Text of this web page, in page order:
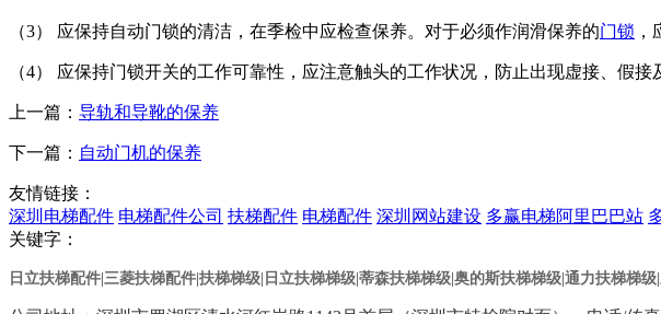
（3） 应保持自动门锁的清洁，在季检中应检查保养。对于必须作润滑保养的门锁
（4） 应保持门锁开关的工作可靠性，应注意触头的工作状况，防止出现虚接、假接
上一篇： 导轨和导靴的保养
下一篇： 自动门机的保养
友情链接：
深圳电梯配件 电梯配件公司 扶梯配件 电梯配件 深圳网站建设 多赢电梯阿里巴巴站
关键字：
日立扶梯配件|三菱扶梯配件|扶梯梯级|日立扶梯梯级 |蒂森扶梯梯级 |奥的斯扶梯梯级 |通力扶梯梯级